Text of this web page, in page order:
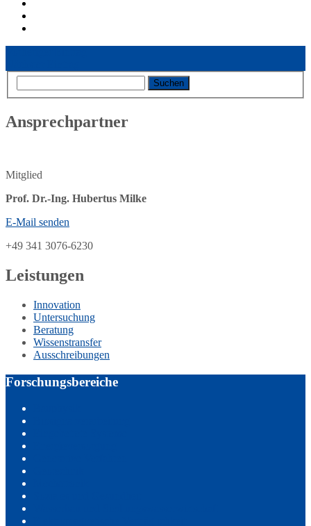
Ansprechpartner
Mitglied
Prof. Dr.-Ing. Hubertus Milke
E-Mail senden
+49 341 3076-6230
Leistungen
Innovation
Untersuchung
Beratung
Wissenstransfer
Ausschreibungen
Forschungsbereiche